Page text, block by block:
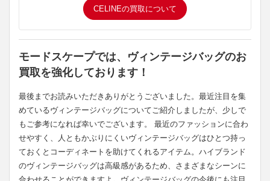
CELINEの買取について
モードスケープでは、ヴィンテージバッグのお
買取を強化しております！
最後までお読みいただきありがとうございました。最近注目を集
めているヴィンテージバッグについてご紹介しましたが、少しで
もご参考になれば幸いでございます。 最近のファッションに合わ
せやすく、人ともかぶりにくいヴィンテージバッグはひとつ持っ
ておくとコーディネートを助けてくれるアイテム。ハイブランド
のヴィンテージバッグは高級感があるため、さまざまなシーンに